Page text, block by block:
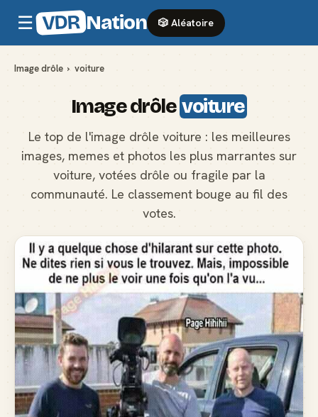
☰ VDR Nation 🎲 Aléatoire
Image drôle › voiture
Image drôle voiture
Le top de l'image drôle voiture : les meilleures
images, memes et photos les plus marrantes sur
voiture, votées drôle ou fragile par la
communauté. Le classement bouge au fil des
votes.